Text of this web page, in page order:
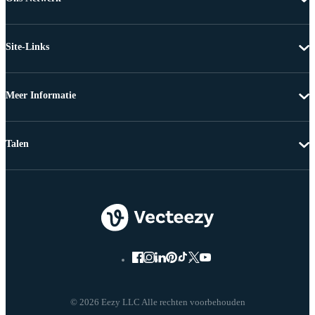
Site-Links
Meer Informatie
© 2026 Eezy LLC Alle rechten voorbehouden
Talen